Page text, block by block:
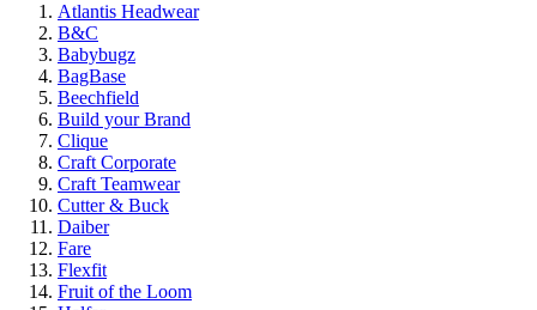
Atlantis Headwear
B&C
Babybugz
BagBase
Beechfield
Build your Brand
Clique
Craft Corporate
Craft Teamwear
Cutter & Buck
Daiber
Fare
Flexfit
Fruit of the Loom